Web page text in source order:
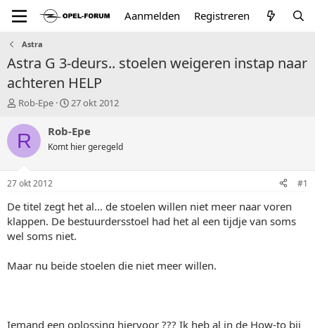
Aanmelden Registreren
Astra
Astra G 3-deurs.. stoelen weigeren instap naar
achteren HELP
T
p
a
r
e
r
Rob-Epe
S
a
r
t
u
27 okt 2012
R Rob-Epe
Komt hier geregeld
27 okt 2012 #1
De titel zegt het al... de stoelen willen niet meer naar voren
klappen. De bestuurdersstoel had het al een tijdje van soms
wel soms niet.
Maar nu beide stoelen die niet meer willen.
Iemand een oplossing hiervoor ??? Ik heb al in de How-to bij